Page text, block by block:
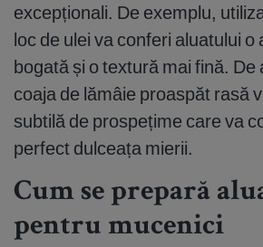
excepționali. De exemplu,
loc de ulei va conferi aluatului o
bogată și o textură mai fină. De
coaja de lămâie proaspăt rasă
subtilă de prospețime care va
perfect dulceața mierii.
Cum se prepară
pentru mucenici